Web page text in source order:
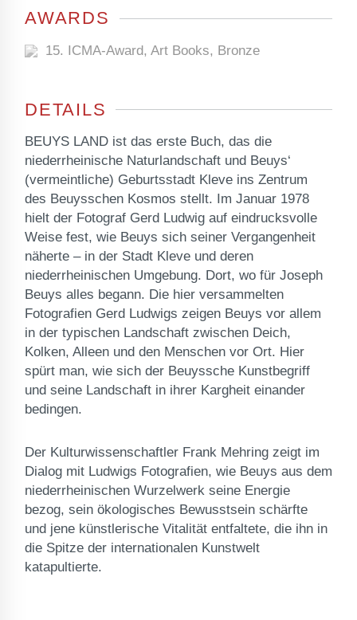
AWARDS
15. ICMA-Award, Art Books, Bronze
DETAILS
BEUYS LAND ist das erste Buch, das die
niederrheinische Naturlandschaft und Beuys‘
(vermeintliche) Geburtsstadt Kleve ins Zentrum
des Beuysschen Kosmos stellt. Im Januar 1978
hielt der Fotograf Gerd Ludwig auf eindrucksvolle
Weise fest, wie Beuys sich seiner Vergangenheit
näherte – in der Stadt Kleve und deren
niederrheinischen Umgebung. Dort, wo für Joseph
Beuys alles begann. Die hier versammelten
Fotografien Gerd Ludwigs zeigen Beuys vor allem
in der typischen Landschaft zwischen Deich,
Kolken, Alleen und den Menschen vor Ort. Hier
spürt man, wie sich der Beuyssche Kunstbegriff
und seine Landschaft in ihrer Kargheit einander
bedingen.
Der Kulturwissenschaftler Frank Mehring zeigt im
Dialog mit Ludwigs Fotografien, wie Beuys aus dem
niederrheinischen Wurzelwerk seine Energie
bezog, sein ökologisches Bewusstsein schärfte
und jene künstlerische Vitalität entfaltete, die ihn in
die Spitze der internationalen Kunstwelt
katapultierte.